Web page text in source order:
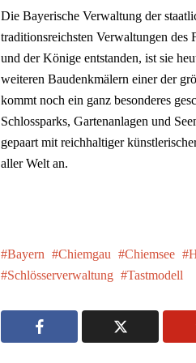
Die Bayerische Verwaltung der
traditionsreichsten Verwaltungen
und der Könige entstanden, ist sie
weiteren Baudenkmälern einer der
kommt noch ein ganz besonderes
Schlossparks, Gartenanlagen und
gepaart mit reichhaltiger
aller Welt an.
Bayern Chiemgau Chiemsee
Schlösserverwaltung
Tastmodell